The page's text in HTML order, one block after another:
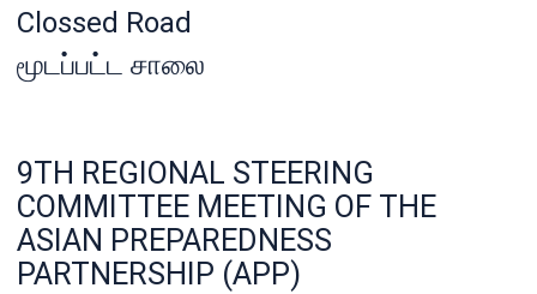
Clossed Road
மூடப்பட்ட சாலை
9TH REGIONAL STEERING
COMMITTEE MEETING OF THE
ASIAN PREPAREDNESS
PARTNERSHIP (APP)